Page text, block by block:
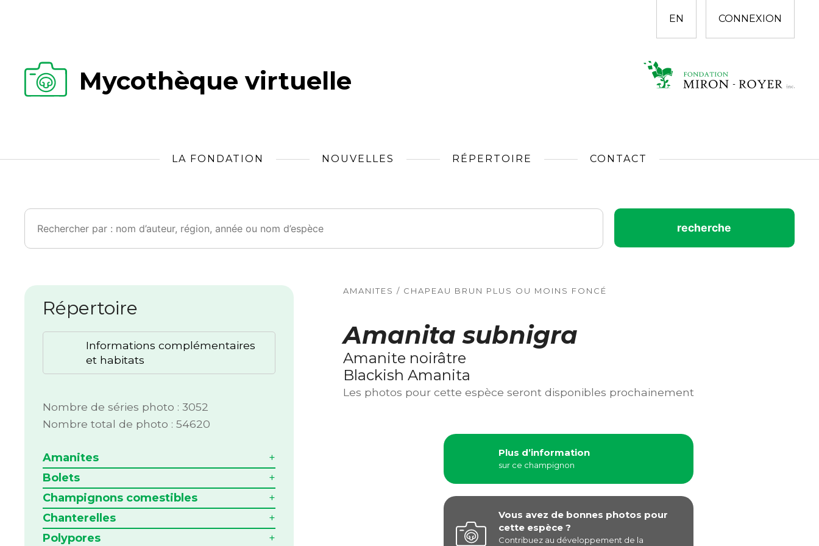
EN CONNEXION
Mycothèque virtuelle
LA FONDATION NOUVELLES RÉPERTOIRE CONTACT
Rechercher :
Répertoire
Informations complémentaires
et habitats
Nombre de séries photo : 3052
Nombre total de photo : 54620
Amanites
Bolets
Champignons comestibles
Chanterelles
Polypores
AMANITES / CHAPEAU BRUN PLUS OU MOINS FONCÉ
Amanita subnigra
Amanite noirâtre
Blackish Amanita
Les photos pour cette espèce seront disponibles prochainement
Plus d’information
sur ce champignon
Vous avez de bonnes photos pour
cette espèce ?
Contribuez au développement de la